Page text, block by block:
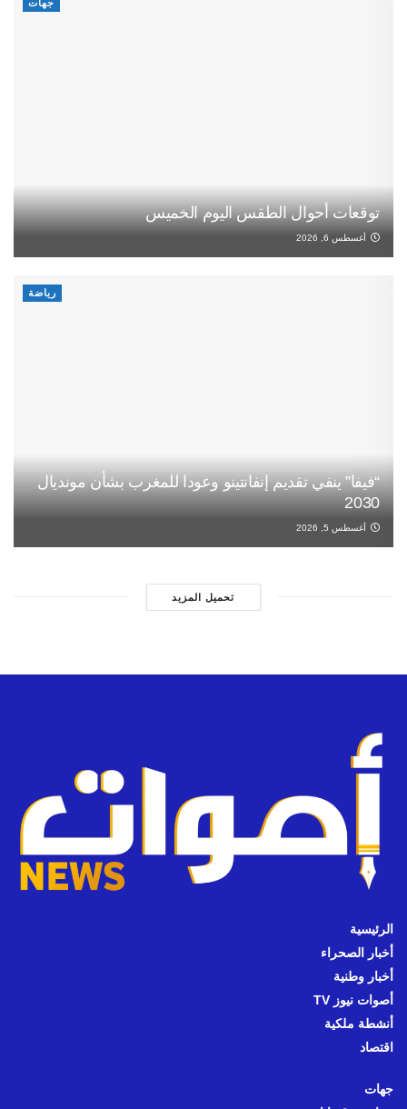
جهات
توقعات أحوال الطقس اليوم الخميس
أغسطس 6, 2026
رياضة
“فيفا” ينفي تقديم إنفانتينو وعودا للمغرب بشأن مونديال
2030
أغسطس 5, 2026
تحميل المزيد
الرئيسية
أخبار الصحراء
أخبار وطنية
أصوات نيوز TV
أنشطة ملكية
اقتصاد
جهات